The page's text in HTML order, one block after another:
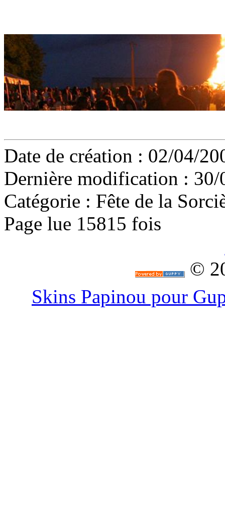
Date de création : 02/04/
Dernière modification :
Catégorie : Fête de la
Page lue 15815 fois
©
Skins Papinou pour